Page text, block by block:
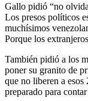
Gallo pidió “no
Los presos políticos
muchísimos
Porque los
También pidió a los
poner su granito de
que no liberen a
preparado para